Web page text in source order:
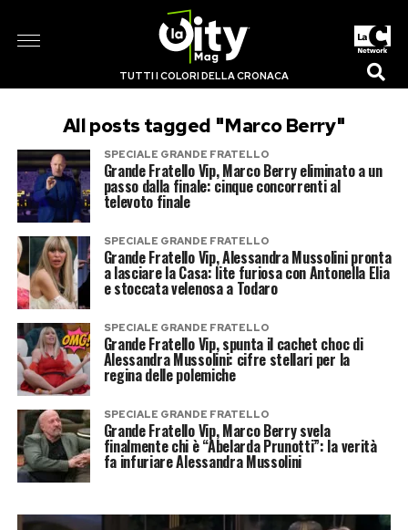
TUTTI I COLORI DELLA CRONACA
All posts tagged "Marco Berry"
SPECIALE GRANDE FRATELLO
Grande Fratello Vip, Marco Berry eliminato a un
passo dalla finale: cinque concorrenti al
televoto finale
SPECIALE GRANDE FRATELLO
Grande Fratello Vip, Alessandra Mussolini pronta
a lasciare la Casa: lite furiosa con Antonella Elia
e stoccata velenosa a Todaro
SPECIALE GRANDE FRATELLO
Grande Fratello Vip, spunta il cachet choc di
Alessandra Mussolini: cifre stellari per la
regina delle polemiche
SPECIALE GRANDE FRATELLO
Grande Fratello Vip, Marco Berry svela
finalmente chi è “Abelarda Prunotti”: la verità
fa infuriare Alessandra Mussolini